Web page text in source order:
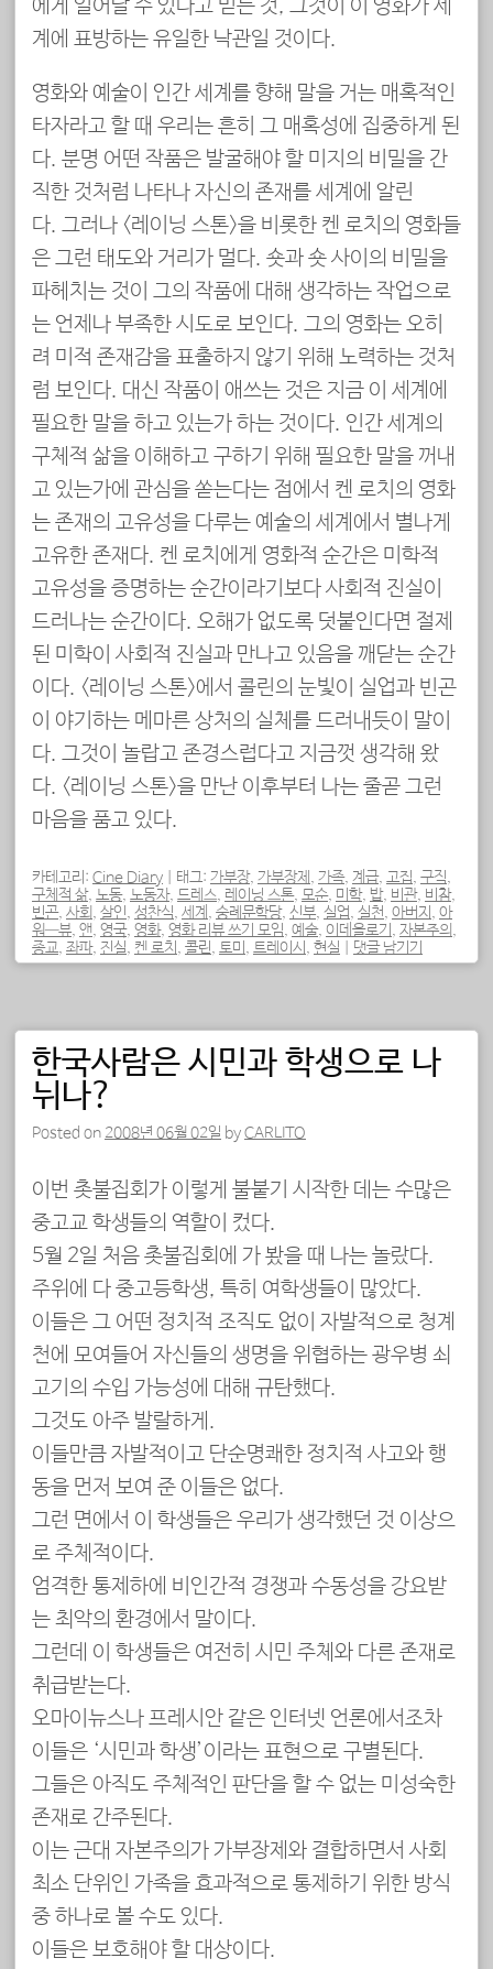
에게 일어날 수 있다고 믿는 것, 그것이 이 영화가 세
계에 표방하는 유일한 낙관일 것이다.
영화와 예술이 인간 세계를 향해 말을 거는 매혹적인
타자라고 할 때 우리는 흔히 그 매혹성에 집중하게 된
다. 분명 어떤 작품은 발굴해야 할 미지의 비밀을 간
직한 것처럼 나타나 자신의 존재를 세계에 알린
다. 그러나 <레이닝 스톤>을 비롯한 켄 로치의 영화들
은 그런 태도와 거리가 멀다. 숏과 숏 사이의 비밀을
파헤치는 것이 그의 작품에 대해 생각하는 작업으로
는 언제나 부족한 시도로 보인다. 그의 영화는 오히
려 미적 존재감을 표출하지 않기 위해 노력하는 것처
럼 보인다. 대신 작품이 애쓰는 것은 지금 이 세계에
필요한 말을 하고 있는가 하는 것이다. 인간 세계의
구체적 삶을 이해하고 구하기 위해 필요한 말을 꺼내
고 있는가에 관심을 쏟는다는 점에서 켄 로치의 영화
는 존재의 고유성을 다루는 예술의 세계에서 별나게
고유한 존재다. 켄 로치에게 영화적 순간은 미학적
고유성을 증명하는 순간이라기보다 사회적 진실이
드러나는 순간이다. 오해가 없도록 덧붙인다면 절제
된 미학이 사회적 진실과 만나고 있음을 깨닫는 순간
이다. <레이닝 스톤>에서 콜린의 눈빛이 실업과 빈곤
이 야기하는 메마른 상처의 실체를 드러내듯이 말이
다. 그것이 놀랍고 존경스럽다고 지금껏 생각해 왔
다. <레이닝 스톤>을 만난 이후부터 나는 줄곧 그런
마음을 품고 있다.
카테고리: Cine Diary 태그: 가부장, 가부장제 , 가족, 계급, 고집, 구직,
구체적 삶, 노동, 노동자, 드레스, 레이닝 스톤, 모순, 미학, 밥, 비관, 비참,
빈곤, 사회, 살인, 성찬식, 세계 , 숭례문학당, 신부, 실업, 실천, 아버지 , 아
워—뷰, 앤, 영국, 영화, 영화 리뷰 쓰기 모임, 예술, 이데올로기 , 자본주의,
종교, 좌파, 진실, 켄 로치 , 콜린, 토미 , 트레이시 , 현실 댓글 남기기
한국사람은 시민과 학생으로 나
뉘나?
Posted on 2008년 06월 02일 byCARLITO
이번 촛불집회가 이렇게 불붙기 시작한 데는 수많은
중고교 학생들의 역할이 컸다.
5월 2일 처음 촛불집회에 가 봤을 때 나는 놀랐다.
주위에 다 중고등학생, 특히 여학생들이 많았다.
이들은 그 어떤 정치적 조직도 없이 자발적으로 청계
천에 모여들어 자신들의 생명을 위협하는 광우병 쇠
고기의 수입 가능성에 대해 규탄했다.
그것도 아주 발랄하게.
이들만큼 자발적이고 단순명쾌한 정치적 사고와 행
동을 먼저 보여 준 이들은 없다.
그런 면에서 이 학생들은 우리가 생각했던 것 이상으
로 주체적이다.
엄격한 통제하에 비인간적 경쟁과 수동성을 강요받
는 최악의 환경에서 말이다.
그런데 이 학생들은 여전히 시민 주체와 다른 존재로
취급받는다.
오마이뉴스나 프레시안 같은 인터넷 언론에서조차
이들은 ‘시민과 학생’이라는 표현으로 구별된다.
그들은 아직도 주체적인 판단을 할 수 없는 미성숙한
존재로 간주된다.
이는 근대 자본주의가 가부장제와 결합하면서 사회
최소 단위인 가족을 효과적으로 통제하기 위한 방식
중 하나로 볼 수도 있다.
이들은 보호해야 할 대상이다.